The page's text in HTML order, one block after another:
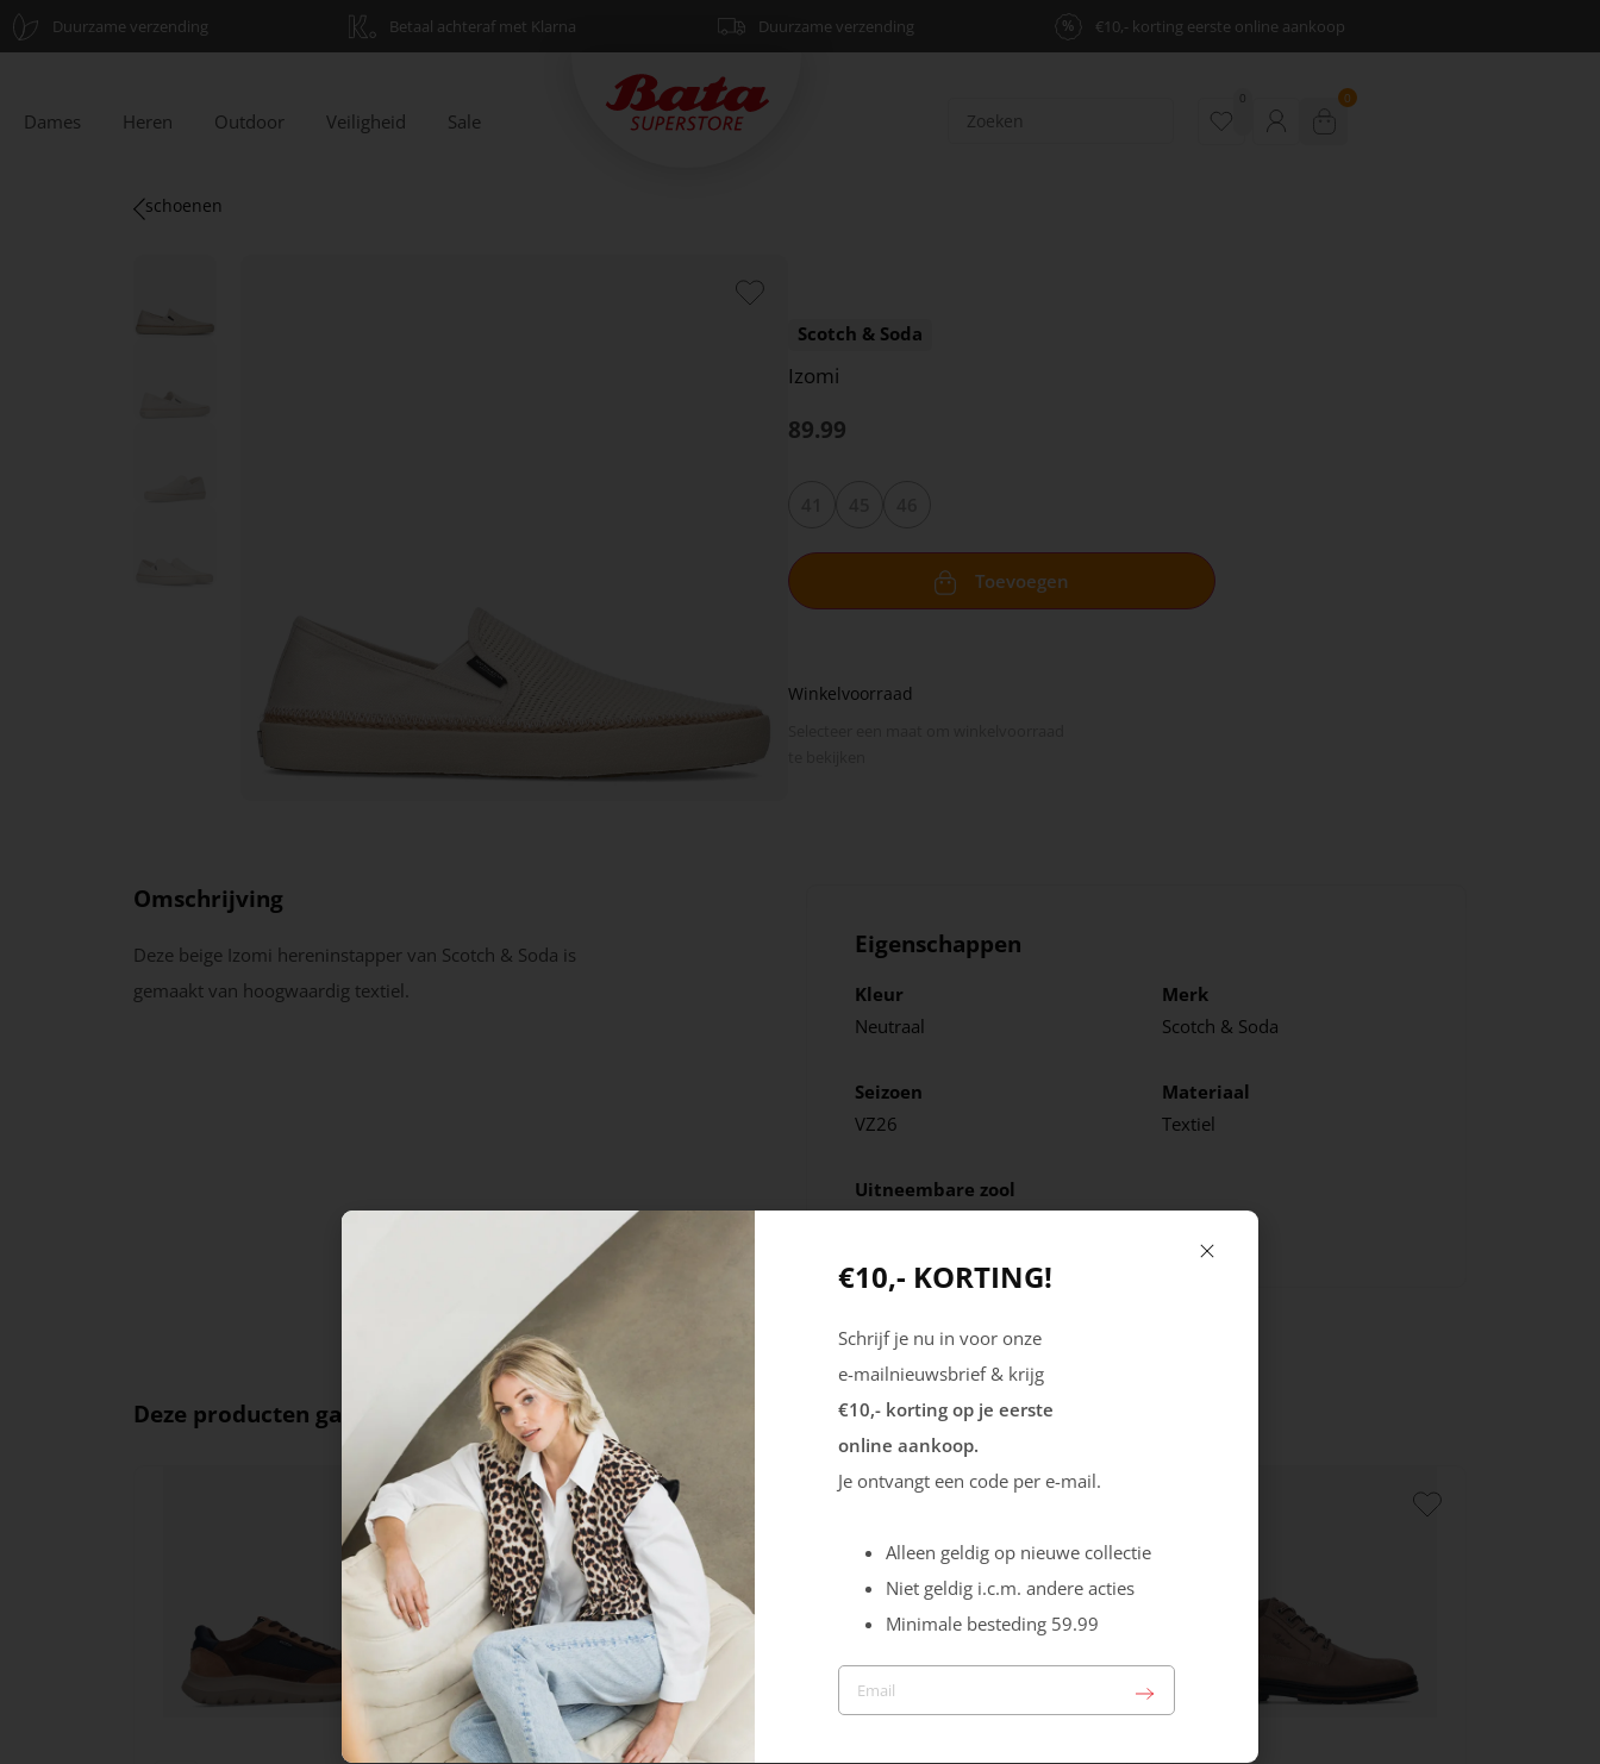
Duurzame verzending Betaal achteraf met Klarna Duurzame verzending % €10,- korting eerste online aankoop
Dames Heren Outdoor Veiligheid Sale
0 0
schoenen
Scotch & Soda
Izomi
89.99
Toevoegen
Winkelvoorraad
Omschrijving
Deze beige Izomi hereninstapper van Scotch & Soda is
gemaakt van hoogwaardig textiel.
Eigenschappen
Kleur
Neutraal
Merk
Scotch & Soda
Seizoen
VZ26
Materiaal
Textiel
Uitneembare zool
Deze producten ga je leuk vinden
€10,- KORTING!
Schrijf je nu in voor onze
e-mailnieuwsbrief & krijg
€10,- korting op je eerste
online aankoop.
Je ontvangt een code per e-mail.
Alleen geldig op nieuwe collectie
Niet geldig i.c.m. andere acties
Minimale besteding 59.99